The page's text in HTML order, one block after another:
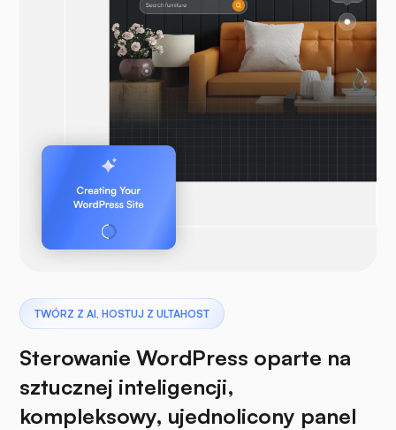
TWÓRZ Z AI, HOSTUJ Z ULTAHOST
Sterowanie WordPress oparte na
sztucznej inteligencji,
kompleksowy, ujednolicony panel